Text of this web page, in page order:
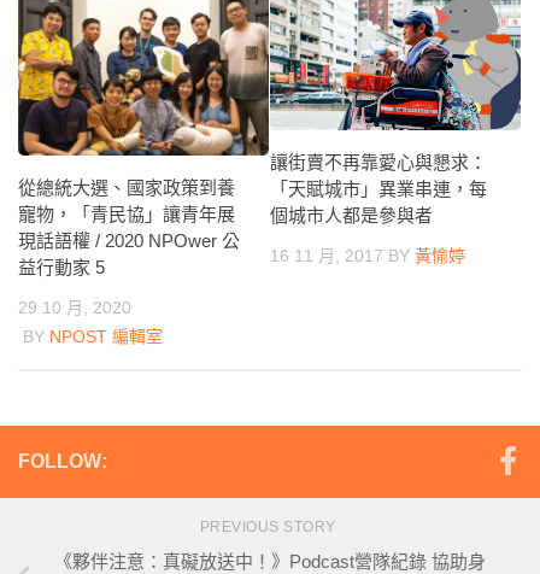
從總統大選、國家政策到養
寵物，「青民協」讓青年展
現話語權 / 2020 NPOwer 公
益行動家 5
29 10 月, 2020
BY NPOST 編輯室
讓街賣不再靠愛心與懇求：
「天賦城市」異業串連，每
個城市人都是參與者
16 11 月, 2017 BY 黃愉婷
FOLLOW:
PREVIOUS STORY
《夥伴注意：真礙放送中！》Podcast營隊紀錄 協助身